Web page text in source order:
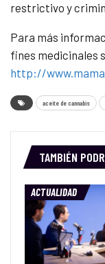
restrictivo y
Para más
fines medicinales
http://
aceite de cannabis
TAMBIÉN
ACTUALIDAD